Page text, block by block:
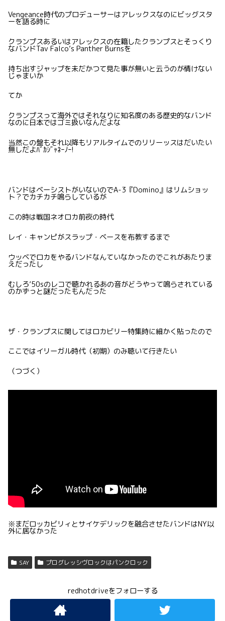
Vengeance時代のプロデューサーはアレックスなのにビッグスタ
ーを語る時に
クランプスあるいはアレックスの在籍したクランプスとそっくり
なバンドTav Falco’s Panther Burnsを
持ち出すジャップを未だかつて見た事が無いと云うのが情けない
じゃまいか
てか
クランプスって海外ではそれなりに知名度のある歴史的なバンド
なのに日本ではゴミ扱いなんだよな
当然この盤もそれ以降もリアルタイムでのリリーッスはだいたい
無しだよﾊﾞｶｼﾞｬﾈｰﾉｰ!
バンドはベーシストがいないのでA-3『Domino』はリムショッ
ト？でカチカチ鳴らしているが
この時は戦国ネオロカ前夜の時代
レイ・キャンピがスラップ・ベースを布教するまで
ウッベでロカをやるバンドなんていなかったのでこれがあたりま
えだったし
むしろ’50sのレコで聴かれるあの音がどうやって鳴らされている
のかずっと謎だったもんだった
ザ・クランプスに関してはロカビリー特集時に細かく貼ったので
ここではイリーガル時代（初期）のみ聴いて行きたい
（つづく）
※まだロッカビリィとサイケデリックを融合させたバンドはNY以
外に居なかった
SAY プログレッシヴロックはパンクロック
redhotdriveをフォローする